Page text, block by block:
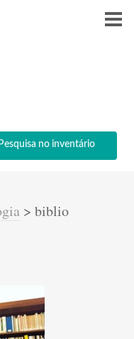
Pesquisa no inventário
>biblio